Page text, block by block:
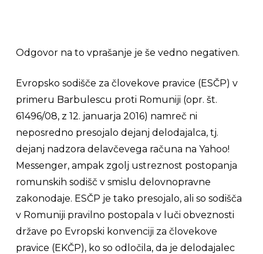
Odgovor na to vprašanje je še vedno negativen.
Evropsko sodišče za človekove pravice (ESČP) v
primeru Barbulescu proti Romuniji (opr. št.
61496/08, z 12. januarja 2016) namreč ni
neposredno presojalo dejanj delodajalca, tj.
dejanj nadzora delavčevega računa na Yahoo!
Messenger, ampak zgolj ustreznost postopanja
romunskih sodišč v smislu delovnopravne
zakonodaje. ESČP je tako presojalo, ali so sodišča
v Romuniji pravilno postopala v luči obveznosti
države po Evropski konvenciji za človekove
pravice (EKČP), ko so odločila, da je delodajalec